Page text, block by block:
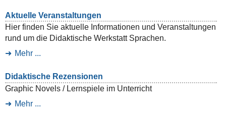
Aktuelle Veranstaltungen
Hier finden Sie aktuelle Informationen und Veranstaltungen
rund um die Didaktische Werkstatt Sprachen.
Mehr ...
Didaktische Rezensionen
Graphic Novels / Lernspiele im Unterricht
Mehr ...